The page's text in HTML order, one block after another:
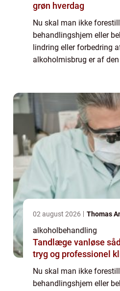
grøn hverdag
Nu skal man ikke
behandlingshjem eller
lindring eller forbedring
alkoholmisbrug er af
02 august 2026 Thomas
alkoholbehandling
Tandlæge vanløse sådan finder du en
tryg og professionel
Nu skal man ikke
behandlingshjem eller